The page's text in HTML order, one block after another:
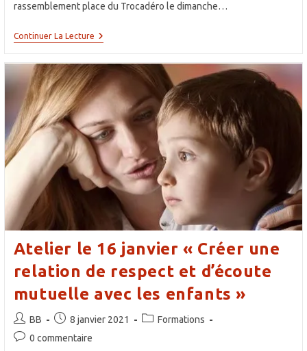
rassemblement place du Trocadéro le dimanche…
Continuer La LectureDimanche
À
15h
Au
Trocadéro
:
La
Marche
Pour
La
Vie
Atelier le 16 janvier « Créer une
relation de respect et d’écoute
mutuelle avec les enfants »
Auteur/autrice
de
BB
Publication
publiée :
8 janvier 2021
PostFormations
Commentaires
0 commentaire